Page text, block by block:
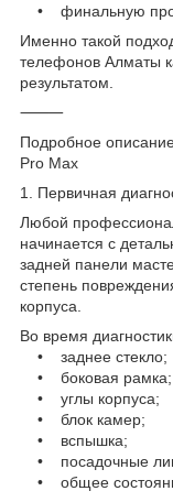
• финальную
Именно такой
телефонов Алматы
результатом.
⸻
Подробное
Pro Max
1. Первичная
Любой
начинается с
задней панели
степень
корпуса.
Во время
• заднее стекло;
• боковая рамка;
• углы корпуса;
• блок камер;
• вспышка;
• посадочные
• общее